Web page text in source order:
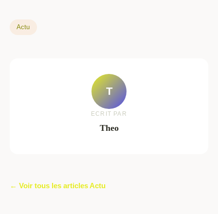
Actu
T
ECRIT PAR
Theo
← Voir tous les articles Actu